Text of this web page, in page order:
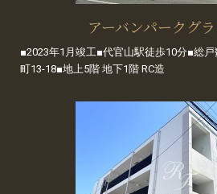
アーバンパークグ
■2023年1月竣工■代官山駅徒歩10分■総
町13-18■地上5階 地下1階 RC造